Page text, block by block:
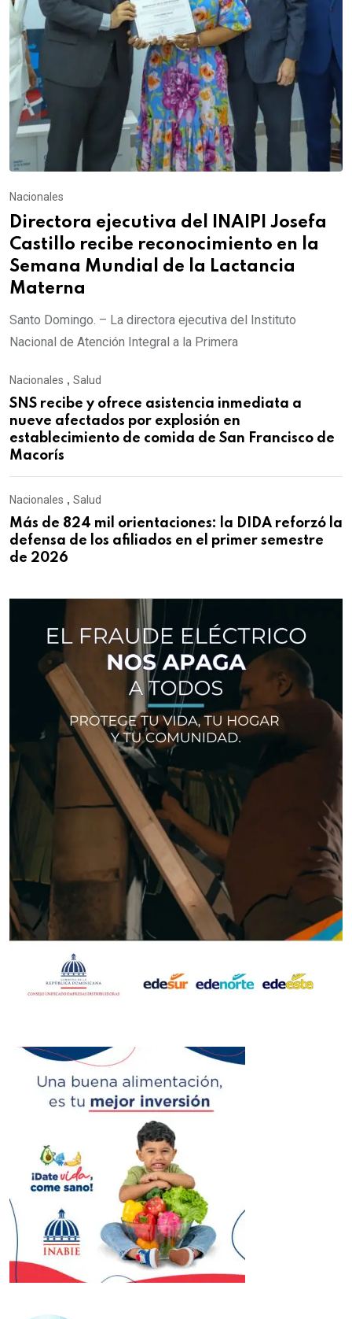
Nacionales
Directora ejecutiva del INAIPI Josefa
Castillo recibe reconocimiento en la
Semana Mundial de la Lactancia
Materna
Santo Domingo. – La directora ejecutiva del Instituto
Nacional de Atención Integral a la Primera
Nacionales , Salud
SNS recibe y ofrece asistencia inmediata a
nueve afectados por explosión en
establecimiento de comida de San Francisco de
Macorís
Nacionales , Salud
Más de 824 mil orientaciones: la DIDA reforzó la
defensa de los afiliados en el primer semestre
de 2026